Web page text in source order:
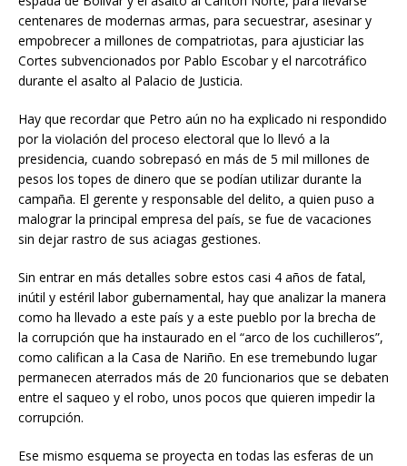
centenares de modernas armas, para secuestrar, asesinar y
empobrecer a millones de compatriotas, para ajusticiar las
Cortes subvencionados por Pablo Escobar y el narcotráfico
durante el asalto al Palacio de Justicia.
Hay que recordar que Petro aún no ha explicado ni respondido
por la violación del proceso electoral que lo llevó a la
presidencia, cuando sobrepasó en más de 5 mil millones de
pesos los topes de dinero que se podían utilizar durante la
campaña. El gerente y responsable del delito, a quien puso a
malograr la principal empresa del país, se fue de vacaciones
sin dejar rastro de sus aciagas gestiones.
Sin entrar en más detalles sobre estos casi 4 años de fatal,
inútil y estéril labor gubernamental, hay que analizar la manera
como ha llevado a este país y a este pueblo por la brecha de
la corrupción que ha instaurado en el “arco de los cuchilleros”,
como califican a la Casa de Nariño. En ese tremebundo lugar
permanecen aterrados más de 20 funcionarios que se debaten
entre el saqueo y el robo, unos pocos que quieren impedir la
corrupción.
Ese mismo esquema se proyecta en todas las esferas de un